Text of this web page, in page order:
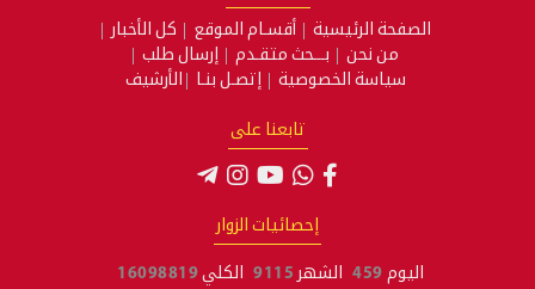
الصفحة الرئيسية أقسـام الموقع
كل الأخبار
من نحن
بـــحث متقـدم
إرسال طلب
سياسة الخصوصية
إتصـل بنـا الأرشيف
تابعنا على
إحصائيات الزوار
اليوم 459 الشهر 9115 الكلي 16098819